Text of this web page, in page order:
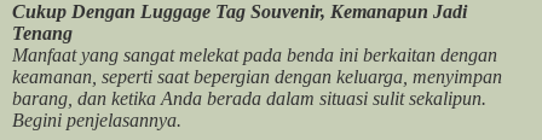
Cukup Dengan Luggage Tag Souvenir, Kemanapun Jadi
Tenang
Manfaat yang sangat melekat pada benda ini berkaitan dengan
keamanan, seperti saat bepergian dengan keluarga, menyimpan
barang, dan ketika Anda berada dalam situasi sulit sekalipun.
Begini penjelasannya.